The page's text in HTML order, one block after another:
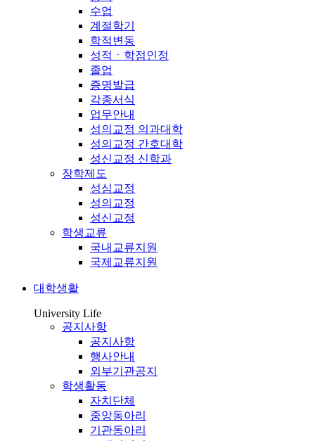
수업
계절학기
학적변동
성적ㆍ학점인정
졸업
증명발급
각종서식
업무안내
성의교정 의과대학
성의교정 간호대학
성신교정 신학과
장학제도
성심교정
성의교정
성신교정
학생교류
국내교류지원
국제교류지원
대학생활
University Life
공지사항
공지사항
행사안내
외부기관공지
학생활동
자치단체
중앙동아리
기관동아리